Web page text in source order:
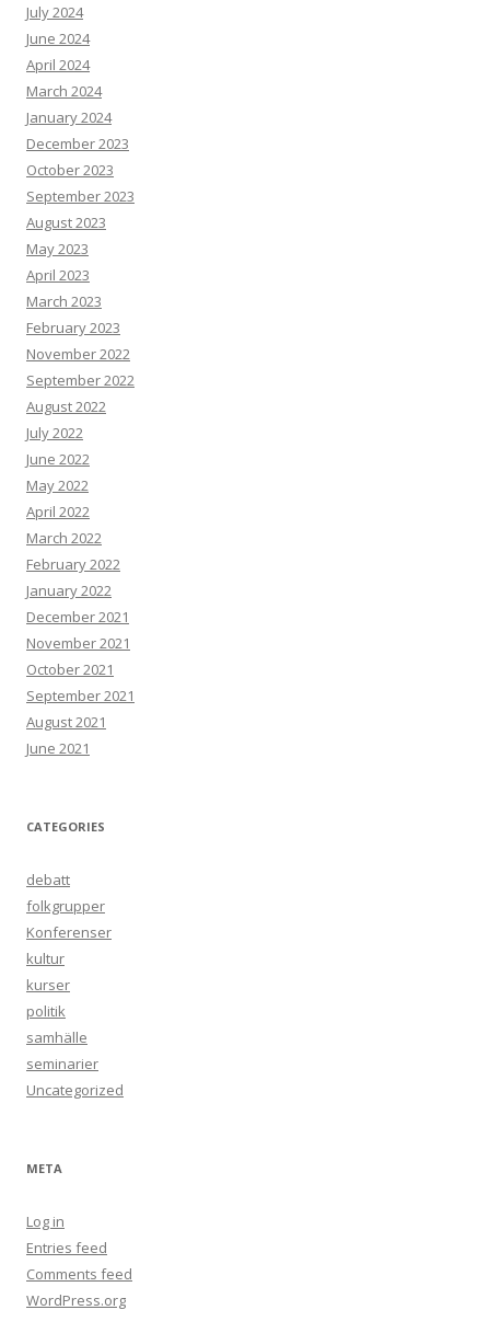
July 2024
June 2024
April 2024
March 2024
January 2024
December 2023
October 2023
September 2023
August 2023
May 2023
April 2023
March 2023
February 2023
November 2022
September 2022
August 2022
July 2022
June 2022
May 2022
April 2022
March 2022
February 2022
January 2022
December 2021
November 2021
October 2021
September 2021
August 2021
June 2021
CATEGORIES
debatt
folkgrupper
Konferenser
kultur
kurser
politik
samhälle
seminarier
Uncategorized
META
Log in
Entries feed
Comments feed
WordPress.org